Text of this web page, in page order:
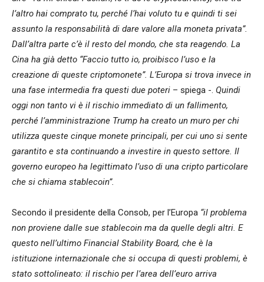
l’altro hai comprato tu, perché l’hai voluto tu e quindi ti sei
assunto la responsabilità di dare valore alla moneta privata”.
Dall’altra parte c’è il resto del mondo, che sta reagendo. La
Cina ha già detto “Faccio tutto io, proibisco l’uso e la
creazione di queste criptomonete”. L’Europa si trova invece in
una fase intermedia fra questi due poteri – spiega -. Quindi
oggi non tanto vi è il rischio immediato di un fallimento,
perché l’amministrazione Trump ha creato un muro per chi
utilizza queste cinque monete principali, per cui uno si sente
garantito e sta continuando a investire in questo settore. Il
governo europeo ha legittimato l’uso di una cripto particolare
che si chiama stablecoin”.
Secondo il presidente della Consob, per l’Europa “il problema
non proviene dalle sue stablecoin ma da quelle degli altri. E
questo nell’ultimo Financial Stability Board, che è la
istituzione internazionale che si occupa di questi problemi, è
stato sottolineato: il rischio per l’area dell’euro arriva